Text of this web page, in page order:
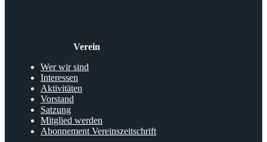
Verein
Wer wir sind
Interessen
Aktivitäten
Vorstand
Satzung
Mitglied werden
Abonnement Vereinszeitschrift